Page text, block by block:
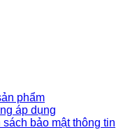
phẩm
áp dụng
bảo mật thông tin